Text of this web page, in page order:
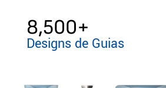
Designs de Guias
8,500+